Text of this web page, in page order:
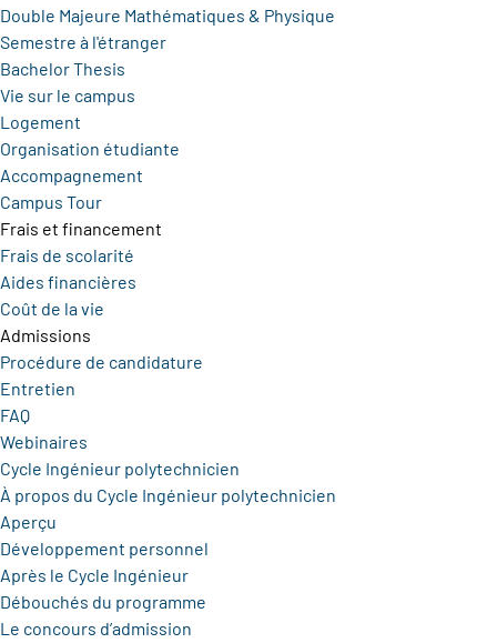
Double Majeure Mathématiques & Physique
Semestre à l'étranger
Bachelor Thesis
Vie sur le campus
Logement
Organisation étudiante
Accompagnement
Campus Tour
Frais et financement
Frais de scolarité
Aides financières
Coût de la vie
Admissions
Procédure de candidature
Entretien
FAQ
Webinaires
Cycle Ingénieur polytechnicien
À propos du Cycle Ingénieur polytechnicien
Aperçu
Développement personnel
Après le Cycle Ingénieur
Débouchés du programme
Le concours d’admission